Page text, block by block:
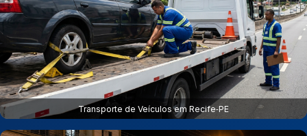
Transporte de Veículos em Recife‑PE